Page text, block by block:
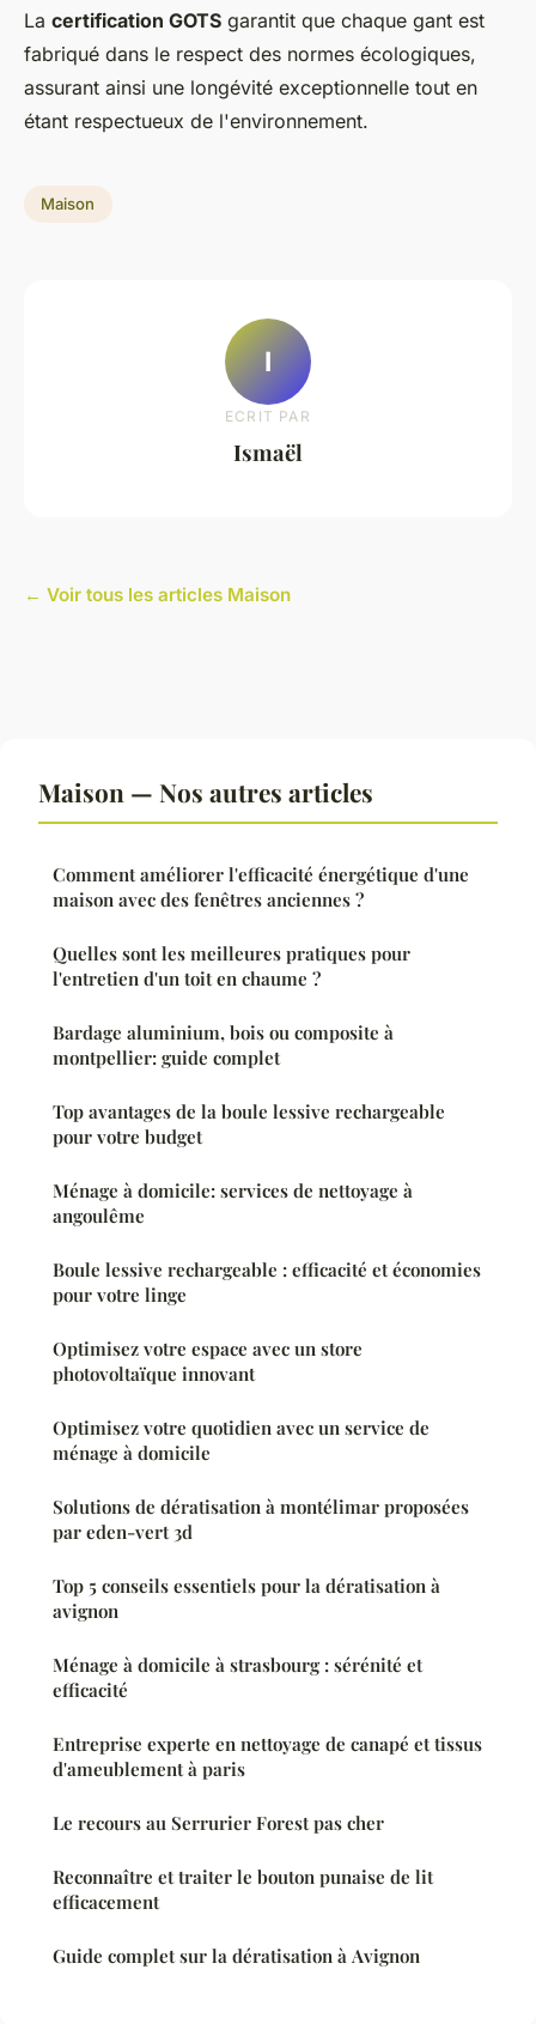
La certification GOTS garantit que chaque gant est
fabriqué dans le respect des normes écologiques,
assurant ainsi une longévité exceptionnelle tout en
étant respectueux de l'environnement.
Maison
I
ECRIT PAR
Ismaël
← Voir tous les articles Maison
Maison — Nos autres articles
Comment améliorer l'efficacité énergétique d'une
maison avec des fenêtres anciennes ?
Quelles sont les meilleures pratiques pour
l'entretien d'un toit en chaume ?
Bardage aluminium, bois ou composite à
montpellier: guide complet
Top avantages de la boule lessive rechargeable
pour votre budget
Ménage à domicile: services de nettoyage à
angoulême
Boule lessive rechargeable : efficacité et économies
pour votre linge
Optimisez votre espace avec un store
photovoltaïque innovant
Optimisez votre quotidien avec un service de
ménage à domicile
Solutions de dératisation à montélimar proposées
par eden-vert 3d
Top 5 conseils essentiels pour la dératisation à
avignon
Ménage à domicile à strasbourg : sérénité et
efficacité
Entreprise experte en nettoyage de canapé et tissus
d'ameublement à paris
Le recours au Serrurier Forest pas cher
Reconnaître et traiter le bouton punaise de lit
efficacement
Guide complet sur la dératisation à Avignon